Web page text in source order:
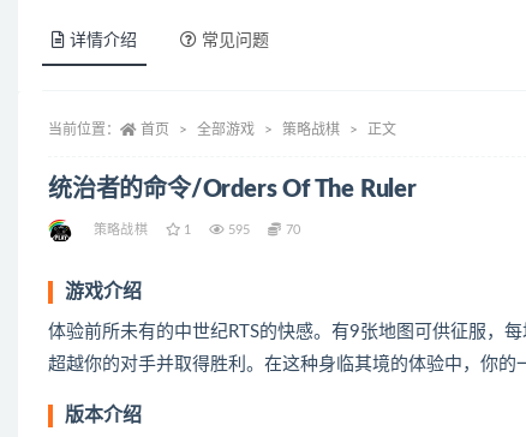
详情介绍 常见问题
当前位置： 首页 全部游戏 策略战棋 正文
统治者的命令/Orders Of The Ruler
策略战棋 1 595 70
游戏介绍
体验前所未有的中世纪RTS的快感。有9张地图可供征服，
超越你的对手并取得胜利。在这种身临其境的体验中，你的
版本介绍